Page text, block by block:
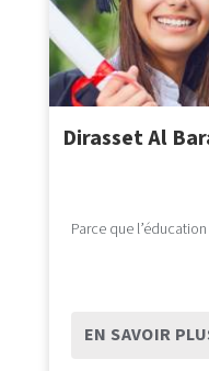
Dirasset Al
Parce que
EN SAVOIR